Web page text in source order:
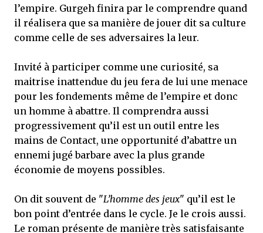
l’empire. Gurgeh finira par le comprendre quand
il réalisera que sa manière de jouer dit sa culture
comme celle de ses adversaires la leur.
Invité à participer comme une curiosité, sa
maitrise inattendue du jeu fera de lui une menace
pour les fondements même de l’empire et donc
un homme à abattre. Il comprendra aussi
progressivement qu’il est un outil entre les
mains de Contact, une opportunité d’abattre un
ennemi jugé barbare avec la plus grande
économie de moyens possibles.
On dit souvent de "L’homme des jeux" qu’il est le
bon point d’entrée dans le cycle. Je le crois aussi.
Le roman présente de manière très satisfaisante